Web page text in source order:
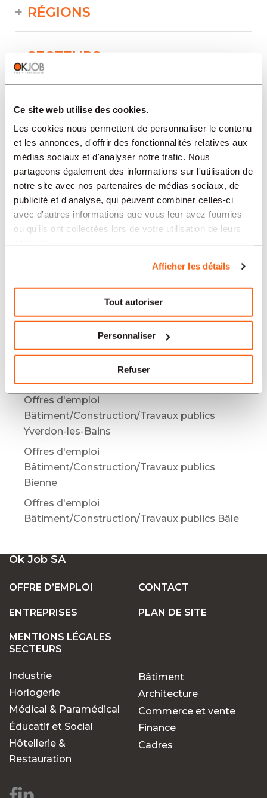
Ce site web utilise des cookies.
Les cookies nous permettent de personnaliser le contenu
et les annonces, d'offrir des fonctionnalités relatives aux
médias sociaux et d'analyser notre trafic. Nous
partageons également des informations sur l'utilisation de
notre site avec nos partenaires de médias sociaux, de
publicité et d'analyse, qui peuvent combiner celles-ci
avec d'autres informations que vous leur avez fournies
ou qu'ils ont collectées lors de votre utilisation de leurs
Afficher les détails
Tout autoriser
Personnaliser
Refuser
RÉGIONS
SECTEURS
TIPO
LANGUE
Bâtiment/Construction/Travaux publics
Offres d'emploi
Bâtiment/Construction/Travaux publics Bulle
Offres d'emploi
Bâtiment/Construction/Travaux publics
Berne
Offres d'emploi
Bâtiment/Construction/Travaux publics
Yverdon-les-Bains
Offres d'emploi
Bâtiment/Construction/Travaux publics
Bienne
Offres d'emploi
Bâtiment/Construction/Travaux publics Bâle
Ok Job SA
OFFRE D’EMPLOI
ENTREPRISES
MENTIONS LÉGALES
CONTACT
PLAN DE SITE
SECTEURS
Industrie
Horlogerie
Médical & Paramédical
Éducatif et Social
Hôtellerie &
Restauration
Bâtiment
Architecture
Commerce et vente
Finance
Cadres